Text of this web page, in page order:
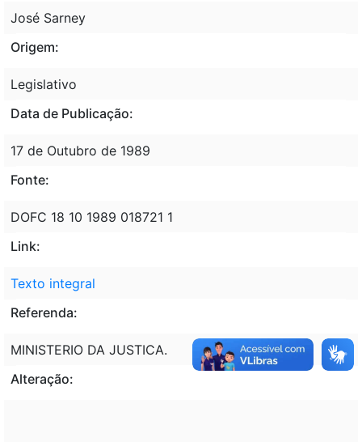
José Sarney
Origem:
Legislativo
Data de Publicação:
17 de Outubro de 1989
Fonte:
DOFC 18 10 1989 018721 1
Link:
Texto integral
Referenda:
MINISTERIO DA JUSTICA.
Alteração: